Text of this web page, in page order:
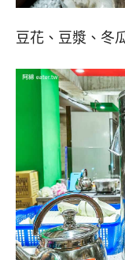
豆花、豆漿、冬